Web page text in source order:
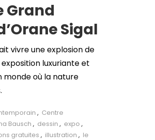
Grand
Sigal
vivre une explosion de
luxuriante et
monde où la nature
, Centre
Bausch , dessin , expo ,
gratuites , illustration , le